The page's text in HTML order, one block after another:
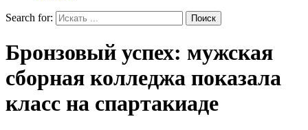
Search for:
Бронзовый успех: мужская
сборная колледжа показала
класс на спартакиаде